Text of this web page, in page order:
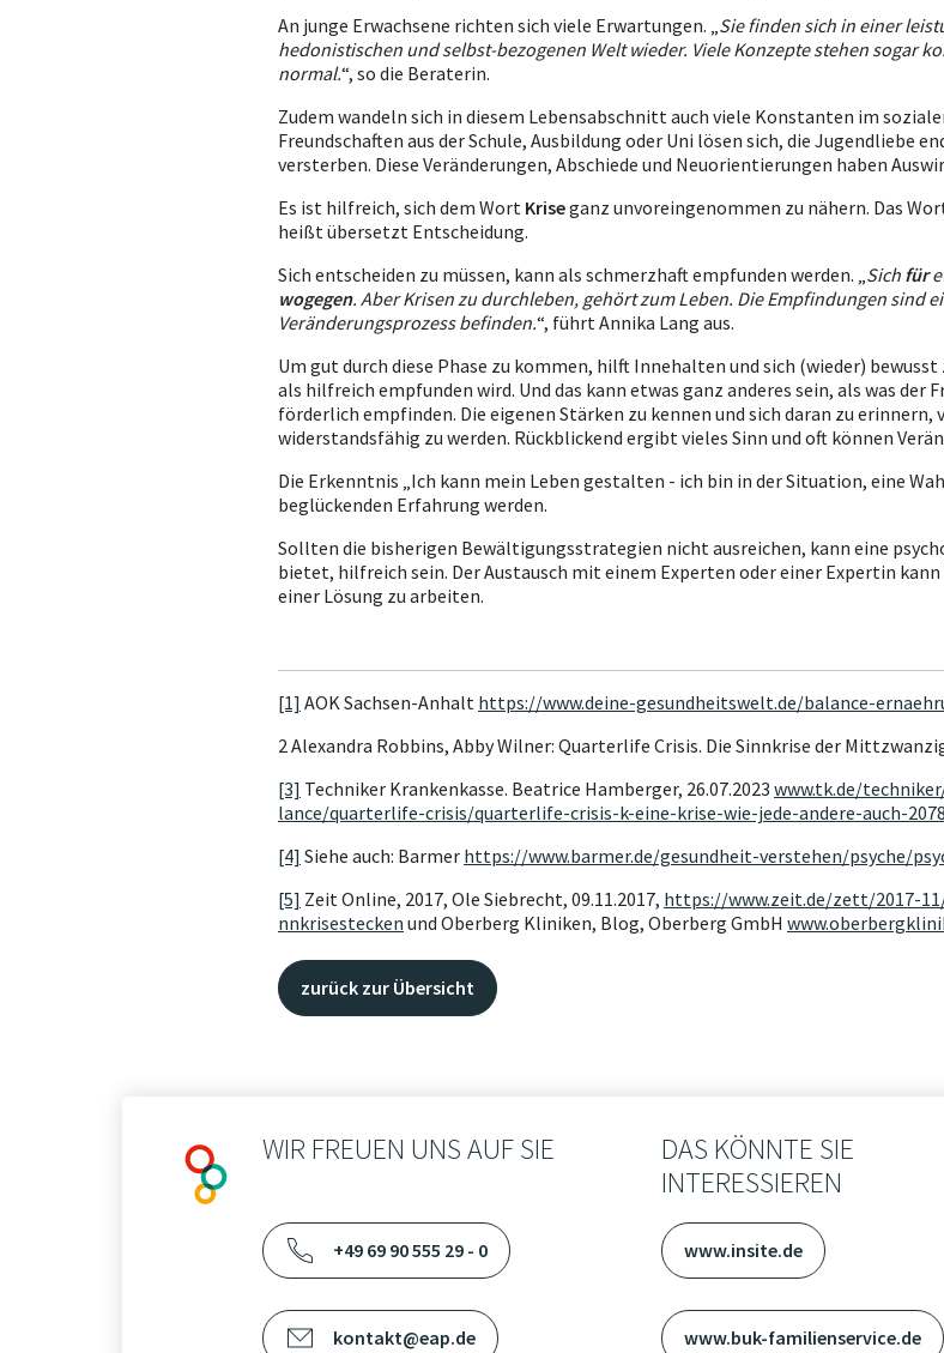
An junge Erwachsene richten sich viele Erwartungen. „Sie finden sich in einer
hedonistischen und selbst-bezogenen Welt wieder. Viele Konzepte stehen sogar
normal.“, so die Beraterin.
Zudem wandeln sich in diesem Lebensabschnitt auch viele Konstanten im
Freundschaften aus der Schule, Ausbildung oder Uni lösen sich, die Jugendliebe
versterben. Diese Veränderungen, Abschiede und Neuorientierungen haben
Es ist hilfreich, sich dem Wort Kriseganz unvoreingenommen zu nähern. Das
heißt übersetzt Entscheidung.
Sich entscheiden zu müssen, kann als schmerzhaft empfunden werden. „Sich für
wogegen. Aber Krisen zu durchleben, gehört zum Leben. Die Empfindungen sind
Veränderungsprozess befinden.“, führt Annika Lang aus.
Um gut durch diese Phase zu kommen, hilft Innehalten und sich (wieder)
als hilfreich empfunden wird. Und das kann etwas ganz anderes sein, als was der
förderlich empfinden. Die eigenen Stärken zu kennen und sich daran zu
widerstandsfähig zu werden. Rückblickend ergibt vieles Sinn und oft können
Die Erkenntnis „Ich kann mein Leben gestalten - ich bin in der Situation, eine
beglückenden Erfahrung werden.
Sollten die bisherigen Bewältigungsstrategien nicht ausreichen, kann eine
bietet, hilfreich sein. Der Austausch mit einem Experten oder einer Expertin
einer Lösung zu arbeiten.
[1] AOK Sachsen-Anhalt https://www.deine-gesundheitswelt.de/balance-
2 Alexandra Robbins, Abby Wilner: Quarterlife Crisis. Die Sinnkrise der
[3] Techniker Krankenkasse. Beatrice Hamberger, 26.07.2023 www.tk.de/
lance/quarterlife-crisis/quarterlife-crisis-k-eine-krise-wie-jede-andere-auch-
[4] Siehe auch: Barmer https://www.barmer.de/gesundheit-verstehen/psyche/
[5] Zeit Online, 2017, Ole Siebrecht, 09.11.2017, https://www.zeit.de/zett/2017-
nnkrisestecken und Oberberg Kliniken, Blog, Oberberg GmbH
zurück zur Übersicht
WIR FREUEN UNS AUF SIE
+49 69 90 555 29 - 0
kontakt@eap.de
DAS KÖNNTE SIE
INTERESSIEREN
www.insite.de
www.buk-familienservice.de